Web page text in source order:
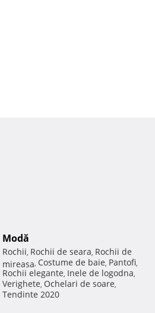
Modă
Rochii, Rochii de seara, Rochii de
mireasa, Costume de baie, Pantofi,
Rochii elegante, Inele de logodna,
Verighete, Ochelari de soare,
Tendinte 2020